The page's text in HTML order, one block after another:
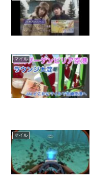
マイル
マイル